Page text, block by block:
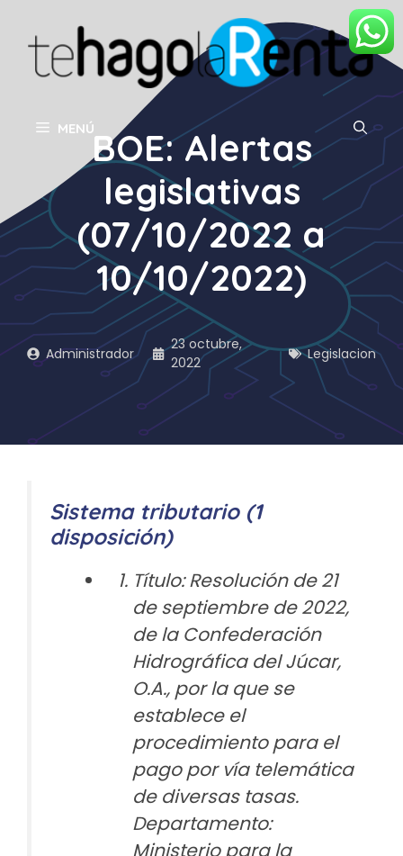
contenido
MENÚBOE: Alertas
legislativas
(07/10/2022 a
10/10/2022)
Administrador
23 octubre,
2022
Legislacion
Sistema tributario (1
disposición)
Título: Resolución de 21
de septiembre de 2022,
de la Confederación
Hidrográfica del Júcar,
O.A., por la que se
establece el
procedimiento para el
pago por vía telemática
de diversas tasas.
Departamento:
Ministerio para la